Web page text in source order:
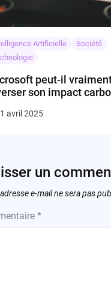
Artificielle
Société
peut-il
son impact
avril 2025
un
e-mail ne sera pas
*